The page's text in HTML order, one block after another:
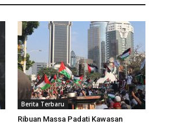
Berita Terbaru
Ribuan Massa Padati Kawasan